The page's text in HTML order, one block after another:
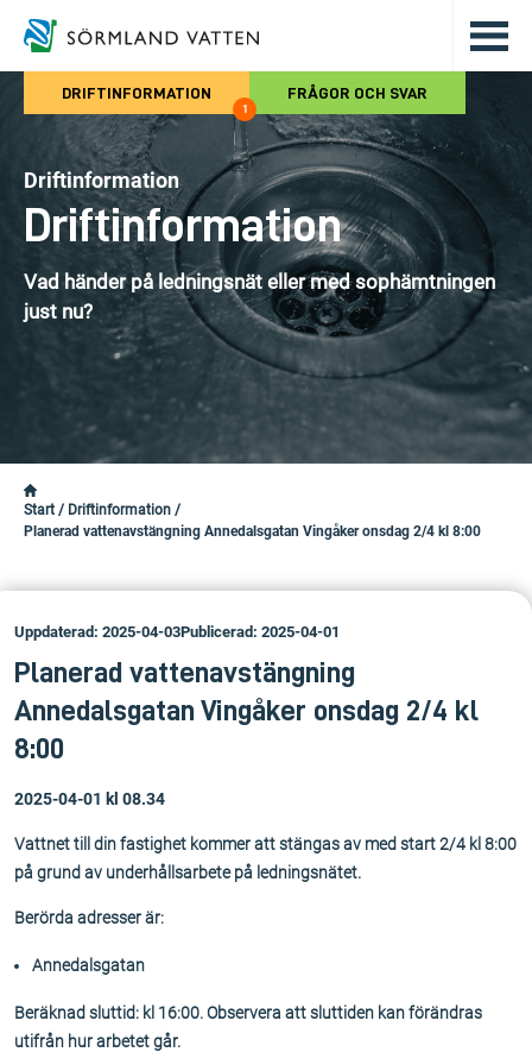
Hoppa till det huvudsakliga
DRIFTINFORMATION
1
FRÅGOR OCH SVAR
Driftinformation
Driftinformation
Vad händer på ledningsnät eller med sophämtningen
just nu?
Start / Driftinformation /
Planerad vattenavstängning Annedalsgatan Vingåker onsdag 2/4 kl 8:00
Uppdaterad: 2025-04-03Publicerad: 2025-04-01
Planerad vattenavstängning
Annedalsgatan Vingåker onsdag 2/4 kl
8:00
2025-04-01 kl 08.34
Vattnet till din fastighet kommer att stängas av med start 2/4 kl 8:00
på grund av underhållsarbete på ledningsnätet.
Berörda adresser är:
Annedalsgatan
Beräknad sluttid: kl 16:00. Observera att sluttiden kan förändras
utifrån hur arbetet går.